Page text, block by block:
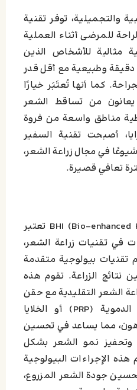
والتجميلية، توفر تقنية
للمرضى أثناء العملية
مثالية للأشخاص الذين
وطبيعية مع أقل قدر
كما أنها تُعتَبَر خيارًا
من تساقط الشعر
مناطق واسعة من فروة
أصبحت تقنية السفير
في مجال زراعة الشعر،
تعافي قصيرة.
تقنية BHI (Bio-enhanced Hair Implantation) تعتبر
في تقنيات زراعة الشعر،
بيولوجية متقدمة
نتائج الزراعة. تقوم هذه
الشعر التقليدية مع حقن
البلازما الغنية بالصفائح الدموية (PRP) أو الخلايا
مما يساعد في تحسين
وتحفيز نمو الشعر بشكل
الإجراءات البيولوجية
جودة الشعر المزروع،